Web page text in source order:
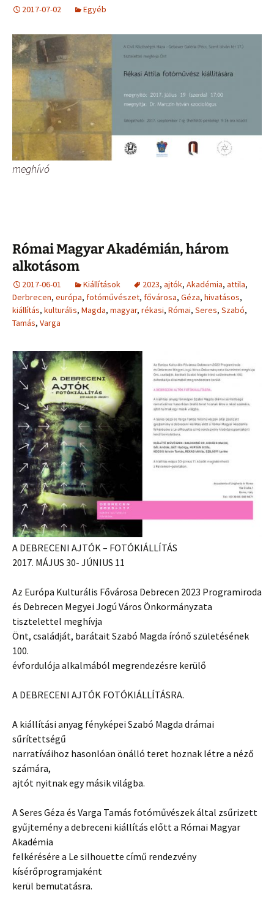
2017-07-02 Egyéb
meghívó
Római Magyar Akadémián, három
alkotásom
2017-06-01 Kiállítások 2023, ajtók, Akadémia, attila,
Derbrecen, európa, fotóművészet, fővárosa, Géza, hivatásos,
kiállítás, kulturális, Magda, magyar, rékasi, Római, Seres, Szabó,
Tamás, Varga
A DEBRECENI AJTÓK – FOTÓKIÁLLÍTÁS
2017. MÁJUS 30- JÚNIUS 11
Az Európa Kulturális Fővárosa Debrecen 2023 Programiroda
és Debrecen Megyei Jogú Város Önkormányzata
tisztelettel meghívja
Önt, családját, barátait Szabó Magda írónő születésének
100.
évfordulója alkalmából megrendezésre kerülő
A DEBRECENI AJTÓK FOTÓKIÁLLÍTÁSRA.
A kiállítási anyag fényképei Szabó Magda drámai
sűrítettségű
narratíváihoz hasonlóan önálló teret hoznak létre a néző
számára,
ajtót nyitnak egy másik világba.
A Seres Géza és Varga Tamás fotóművészek által zsűrizett
gyűjtemény a debreceni kiállítás előtt a Római Magyar
Akadémia
felkérésére a Le silhouette című rendezvény
kísérőprogramjaként
kerül bemutatásra.